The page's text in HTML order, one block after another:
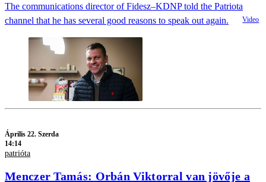
The communications director of Fidesz–KDNP told the Patriota
channel that he has several good reasons to speak out again.
Április 22. Szerda
14:14
patrióta
Menczer Tamás: Orbán Viktorral van jövője a